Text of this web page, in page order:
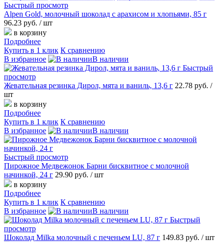
Быстрый просмотр
Alpen Gold, молочный шоколад с арахисом и хлопьями, 85 г
96.23 руб. / шт
в корзину
Подробнее
Купить в 1 клик К сравнению
В избранное
В наличии
Быстрый
просмотр
Жевательная резинка Дирол, мята и ваниль, 13,6 г 22.78 руб. /
шт
в корзину
Подробнее
Купить в 1 клик К сравнению
В избранное
В наличии
Быстрый просмотр
Пирожное Медвежонок Барни бисквитное с молочной
начинкой, 24 г 29.90 руб. / шт
в корзину
Подробнее
Купить в 1 клик К сравнению
В избранное
В наличии
Быстрый
просмотр
Шоколад Milka молочный с печеньем LU, 87 г 149.83 руб. / шт